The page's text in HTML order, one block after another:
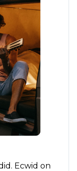
Ecwid on